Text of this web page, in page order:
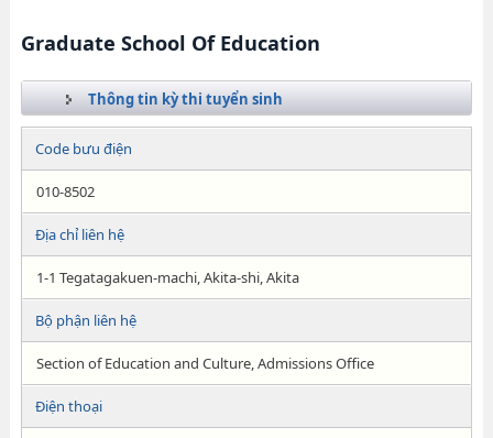
Graduate School Of Education
Thông tin kỳ thi tuyển sinh
Code bưu điện
010-8502
Địa chỉ liên hệ
1-1 Tegatagakuen-machi, Akita-shi, Akita
Bộ phận liên hệ
Section of Education and Culture, Admissions Office
Điện thoại